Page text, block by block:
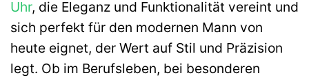
Uhr, die Eleganz und Funktionalität vereint und
sich perfekt für den modernen Mann von
heute eignet, der Wert auf Stil und Präzision
legt. Ob im Berufsleben, bei besonderen